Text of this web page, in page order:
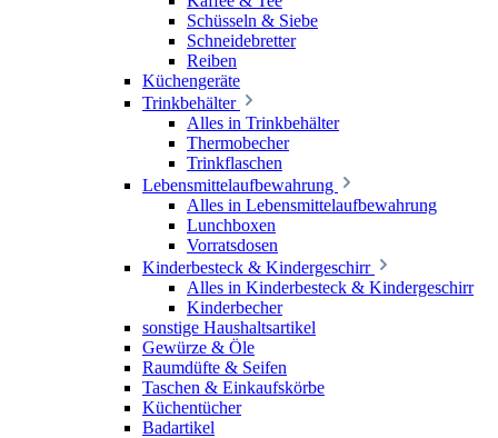
Schüsseln & Siebe
Schneidebretter
Reiben
Küchengeräte
Trinkbehälter
Alles in Trinkbehälter
Thermobecher
Trinkflaschen
Lebensmittelaufbewahrung
Alles in Lebensmittelaufbewahrung
Lunchboxen
Vorratsdosen
Kinderbesteck & Kindergeschirr
Alles in Kinderbesteck & Kindergeschirr
Kinderbecher
sonstige Haushaltsartikel
Gewürze & Öle
Raumdüfte & Seifen
Taschen & Einkaufskörbe
Küchentücher
Badartikel